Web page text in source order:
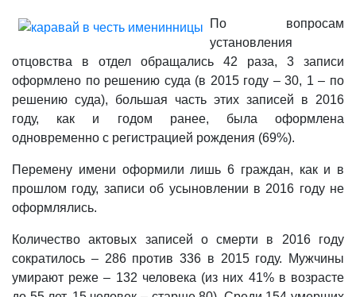
По вопросам
установления
отцовства в отдел обращались 42 раза, 3 записи
оформлено по решению суда (в 2015 году – 30, 1 – по
решению суда), большая часть этих записей в 2016
году, как и годом ранее, была оформлена
одновременно с регистрацией рождения (69%).
Перемену имени оформили лишь 6 граждан, как и в
прошлом году, записи об усыновлении в 2016 году не
оформлялись.
Количество актовых записей о смерти в 2016 году
сократилось – 286 против 336 в 2015 году. Мужчины
умирают реже – 132 человека (из них 41% в возрасте